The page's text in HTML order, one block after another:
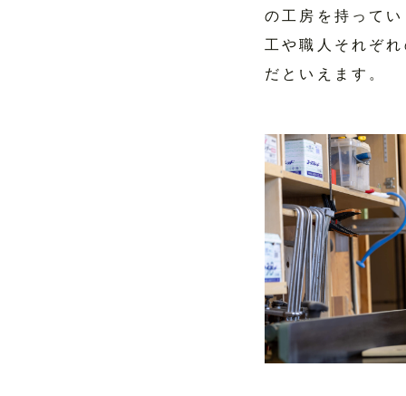
の工房を持って
工や職人それぞ
だといえます。